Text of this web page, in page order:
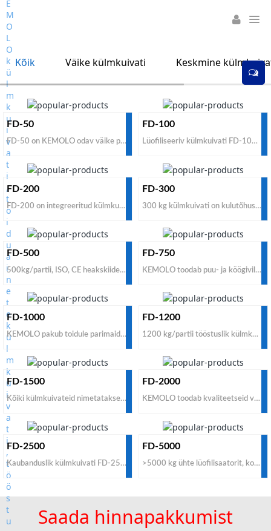
Kõik Väike külmkuivati Keskmine
FD-50
FD-50 on KEMOLO odav väike pilootkülmkuivati, mis erineb omatehtud külmkuivatitest, see on tööstuslikku tüüpi pilootkülmkuivati ja väike kaubanduslik tüüp, mis on mõeldud proovimiseks enne masstootmist, et koguda külmkuivatusandmeid ja külmkuivatamise kogemusi. Väike külmkuivati FD-50 on rahateenimise tööriist, mitte kodumasin.
FD-100
Lüofiliseeriv külmkuivati FD-100 tarnitakse toiduainete tootjatele, seda ei kasutata kodus ega laboris. FD-100 on palju tugevam kui kodune külmkuivati ja labori külmkuivati. KEMOLO pakub FD-100 lüofilisaatoriga külmkuivatitele parimat hinda kõigi suurte külmkuivatite tootjate ja tarnijate seas.
FD-200
FD-200 on integreeritud külmkuivatatud masin väikese kaubandusliku tootmise jaoks. Juhtiv külmkuivatusmasin FD-200 on hea uue alustava vaakumkülmkuivatusettevõtte jaoks, mida kasutatakse nii toiduainete kui ka muude vedelate lahuste jaoks. KEMOLO on üks parimaid odava hinnaga müüdavate tööstuslike külmkuivatatud masinate tootjaid ja tarnijaid. Tehase madala omahinnaga masina ostmiseks võtke meiega ühendust.
FD-300
300 kg külmkuivati on kulutõhus mudel müügil oleva toidu jaoks. Kui teil on vaja Hiina tootjatelt ja tarnijatelt ostma parimat tööstuslikku külmkuivati masinat kaubanduslikuks kasutamiseks, võtke meiega ühendust, et saada kõige odavamad tehasehinnad kahe järgmise variandi jaoks: Valik 1: FD-300 juhtiv tüüp. Variant 2: FD-300 kiirgav tüüp. Mõlemad on suurim integreeritud külmkuivati tüüp (kõik-ühes).
FD-500
500kg/partii, ISO, CE heakskiidetud vaakumkülmkuivatusmasin müügiks soodsa hinnaga toidu sublimeerimiseks. Võrreldes teiste külmkuivatusmasinate tootjate ja tarnijatega, avastasime, et tasub osta KEMOLO tehasest, mis on juba tarninud kuivateid 40 riiki: USA, Ühendkuningriik, nz, Kanada, Austraalia, Lõuna-Aafrika, Türgi, kõrge efektiivsusega tööstuslik kiirgav külmkuivati. , India jne.
FD-750
KEMOLO toodab puu- ja köögiviljade tööstuslikke külmkuivati masinaid, et toota 100% looduslikku külmkuivatatud toitu. Kui soovite otsida Hiinast odavaid külmkuivatite tootjaid ja tarnijaid puu- ja köögiviljade kaubanduslikuks töötlemiseks, võtke meiega ühendust, et osta kulutõhus mudel.
FD-1000
KEMOLO pakub toidule parimaid külmkuivateid, mis muudavad külmkuivatatud toidu 100% naturaalseks, ilma lisandite ja säilitusaineteta, säilitades 99% toiteväärtuse, värvi, maitse ja kuju. Müüa odava hinnaga toiduainete külmkuivati tööstuslikule külmkuivatustöötlemistehasele, võtke meiega ühendust, et osta 1000 kg toiduainete külmkuivati tehasehinna ja 2-aastase garantiiga.
FD-1200
1200 kg/partii tööstuslik külmkuivatusmasina CE heakskiidetud odav hind müügiks, odav sügavkülmikus külmutamine, kiire laadimis- ja mahalaadimissüsteem, ülitõhusad vaakumtööstuslikud külmkuivatid toidutööstuse kaubanduslikele külmkuivatusprotsessi tehastele odava hinnaga. Võtke ühendust KEMOLOga parimate kuluefektiivsete tööstuslike külmkuivatite tootjate ja tarnijatega.
FD-1500
Kõiki külmkuivateid nimetatakse vaakumkülmkuivatiteks. Selle masina jaoks kasutatakse vaakumit rõhu vähendamiseks kambris. FD-1500 vaakumkülmkuivati suudab töödelda 1500 kg värsket toitu partii kohta. KEMOLO pakub müügiks soodsa hinnaga kaubanduslikke vaakumkülmkuivateid. Kui teil on vaja osta odav tööstuslik vaakumkülmkuivati, oleks KEMOLO üks parimaid valikuid kõigilt tootjatelt.
FD-2000
KEMOLO toodab kvaliteetseid vaakumkülmkuivatusseadmeid toiduainete tööstuslikuks külmkuivatamiseks. Kui soovite osta odava hinnaga külmkuivatusseadmeid kaubanduslikuks kasutamiseks või müüa oma klientidele Hiina tootjatelt ja tarnijatelt, võtke meiega ühendust, et osta madala hinnaga tehasehind.
FD-2500
Kaubanduslik külmkuivati FD-2500 sobib kõikide toiduainete külmkuivatamiseks. Värske toortoidu laadimisvõime 2500kg/partii. Kui soovite saada Hiina tootjatelt ja tarnijatelt odavat kaubanduslikku külmkuivatit tööstuslikuks kasutamiseks, võtke ühendust KEMOLO tehasega.
FD-5000
>5000 kg ühte lüofilisaatorit, kohandatud külmkuivati. Kui igapäevane töötlemisvõimsus on alla 30 tonni, ärge küsige kohandatud mudelit, kuna mõõtmed on konteinerites transportimiseks liiga suured. Kui vajate toiduainete külmkuivatusprotsessi jaoks taskukohase hinnaga suurt salve külmkuivatit ja parimate kaubamärkide dehüdraatorit, oleks KEMOLO külmkuivati hea alternatiiv.
Saada hinnapakkumist